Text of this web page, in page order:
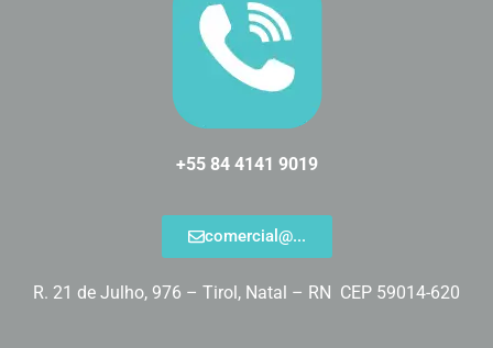
+55 84 4141 9019
comercial@...
R. 21 de Julho, 976 – Tirol, Natal – RN CEP 59014-620